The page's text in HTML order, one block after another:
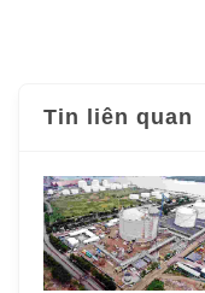
Tin liên quan